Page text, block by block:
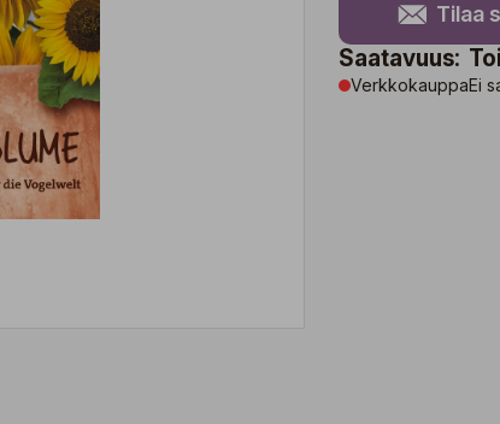
Tilaa
Saatavuus:
VerkkokauppaEi